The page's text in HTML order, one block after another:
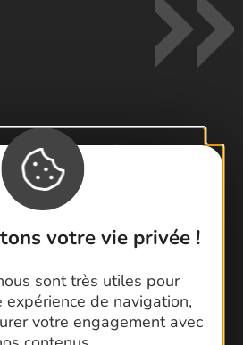
votre vie privée !
sont très utiles pour
expérience de navigation,
votre engagement avec
nous !
aux questions
Brochures
et Topoguides